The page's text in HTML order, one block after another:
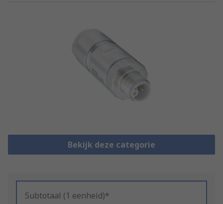
Bekijk deze categorie
Subtotaal (1 eenheid)*